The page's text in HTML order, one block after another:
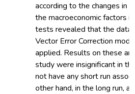
according to the changes in
the macroeconomic factors
tests revealed that the
Vector Error Correction
applied. Results on these
study were insignificant in
not have any short run
other hand, in the long run,